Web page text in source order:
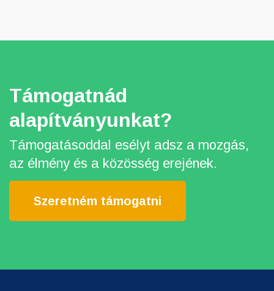
Támogatnád
alapítványunkat?
Támogatásoddal esélyt adsz a mozgás,
az élmény és a közösség erejének.
Szeretném támogatni